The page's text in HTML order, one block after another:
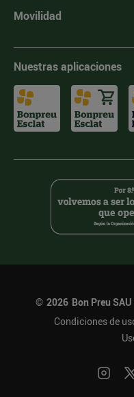
Movilidad
Nuestras aplicaciones
© 2026 Bon Preu
Condiciones de